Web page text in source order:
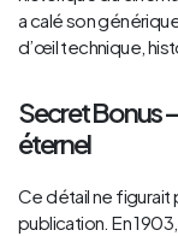
a calé son
d’œil technique,
Secret Bonus
éternel
Ce détail ne figurait
publication. En